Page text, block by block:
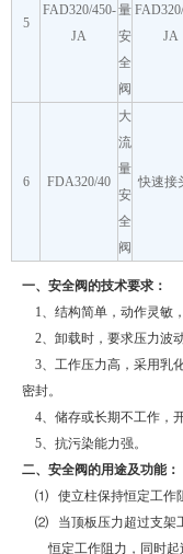
5
FAD320/450-
JA
量
安
全
阀
JA
6 FDA320/40
大
流
量
安
全
阀
快速接
一、安全阀的技术要求：
1
、结构简单，动作灵敏
2 、卸载时，要求压力波
3 、工作压力高，采用
密封。
4 、储存或长期不工作，
5 、抗污染能力强。
二、安全阀的用途及功能：
⑴
使立柱保持恒定工作
⑵
当顶板压力超过支架
恒定工作阻力，同时起